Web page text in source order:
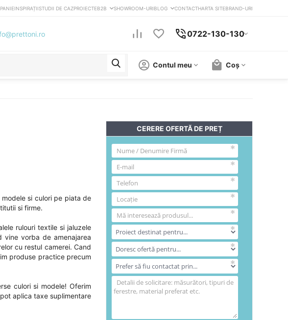
INSPIRAȚIISTUDII DE CAZPROIECTEB2B SHOWROOM-URIBLOG CONTACTHARTA SITEBRAND-URI
0722-130-130
Coș
Contul meu
si culori pe piata de
si firme.
rulouri textile si jaluzele
vorba de amenajarea
cu restul camerei. Cand
produse practice precum
culori si modele! Oferim
aplica taxe suplimentare
CERERE OFERTĂ DE PREȚ